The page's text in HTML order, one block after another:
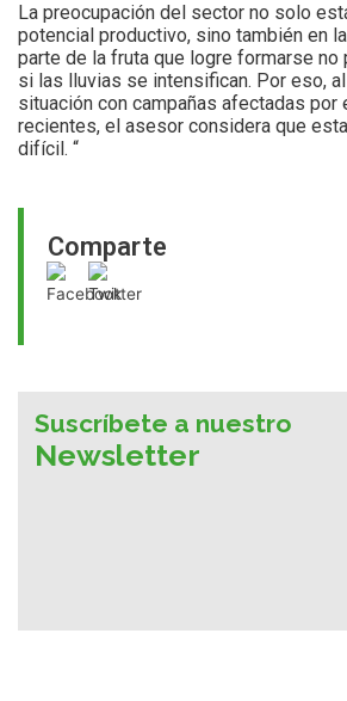
Comparte
La preocupación del sector no solo
potencial productivo, sino también en
parte de la fruta que logre formarse no
si las lluvias se intensifican. Por eso,
situación con campañas afectadas
recientes, el asesor considera que
difícil. “
Suscríbete a nuestro
Newsletter